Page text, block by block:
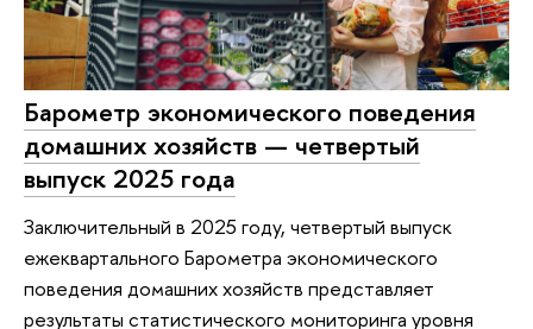
Барометр экономического поведения
домашних хозяйств — четвертый
выпуск 2025 года
Заключительный в 2025 году, четвертый выпуск
ежеквартального Барометра экономического
поведения домашних хозяйств представляет
результаты статистического мониторинга уровня